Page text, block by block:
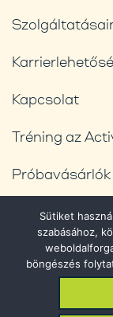
Kapcsolat
Tréning az
Próbavásárlók
Blog
Adatvédelmi
© 2026
Sütiket
szabásához,
böngészés